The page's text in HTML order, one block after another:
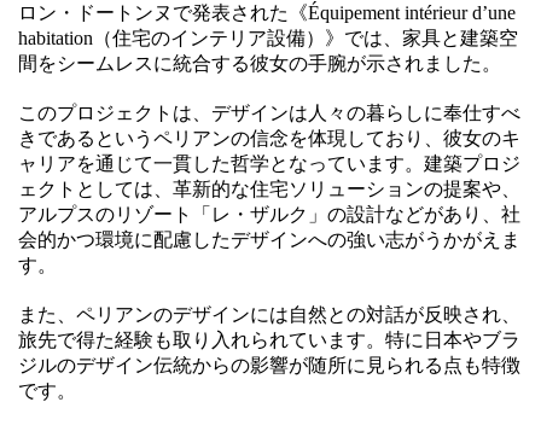
ロン・ドートンヌで発表された《Équipement intérieur d’une
habitation（住宅のインテリア設備）》では、家具と建築空
間をシームレスに統合する彼女の手腕が示されました。
このプロジェクトは、デザインは人々の暮らしに奉仕すべ
きであるというペリアンの信念を体現しており、彼女のキ
ャリアを通じて一貫した哲学となっています。建築プロジ
ェクトとしては、革新的な住宅ソリューションの提案や、
アルプスのリゾート「レ・ザルク」の設計などがあり、社
会的かつ環境に配慮したデザインへの強い志がうかがえま
す。
また、ペリアンのデザインには自然との対話が反映され、
旅先で得た経験も取り入れられています。特に日本やブラ
ジルのデザイン伝統からの影響が随所に見られる点も特徴
です。